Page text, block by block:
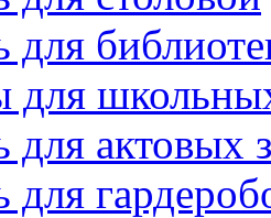
для
для актовых
для